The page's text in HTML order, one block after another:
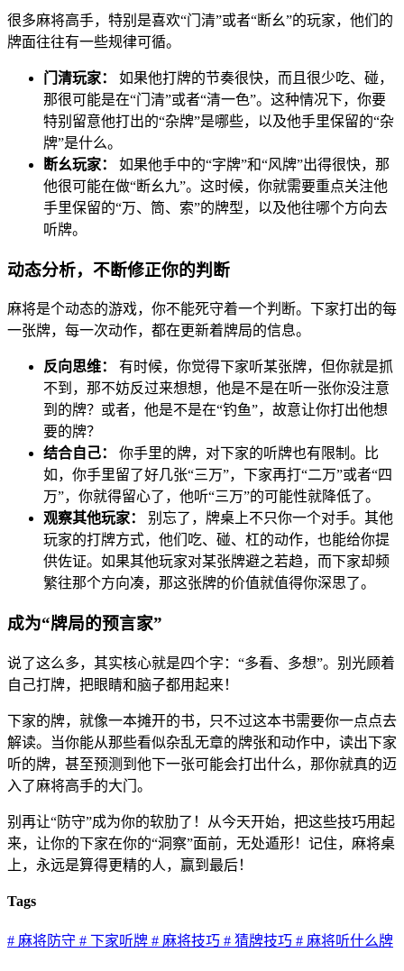
很多麻将高手，特别是喜欢“门清”或者“断幺”的玩家，他们的
牌面往往有一些规律可循。
门清玩家：
如果他打牌的节奏很快，而且很少吃、碰，
那很可能是在“门清”或者“清一色”。这种情况下，你要
特别留意他打出的“杂牌”是哪些，以及他手里保留的“杂
牌”是什么。
断幺玩家：
如果他手中的“字牌”和“风牌”出得很快，那
他很可能在做“断幺九”。这时候，你就需要重点关注他
手里保留的“万、筒、索”的牌型，以及他往哪个方向去
听牌。
动态分析，不断修正你的判断
麻将是个动态的游戏，你不能死守着一个判断。下家打出的每
一张牌，每一次动作，都在更新着牌局的信息。
反向思维：
有时候，你觉得下家听某张牌，但你就是抓
不到，那不妨反过来想想，他是不是在听一张你没注意
到的牌？或者，他是不是在“钓鱼”，故意让你打出他想
要的牌？
结合自己：
你手里的牌，对下家的听牌也有限制。比
如，你手里留了好几张“三万”，下家再打“二万”或者“四
万”，你就得留心了，他听“三万”的可能性就降低了。
观察其他玩家：
别忘了，牌桌上不只你一个对手。其他
玩家的打牌方式，他们吃、碰、杠的动作，也能给你提
供佐证。如果其他玩家对某张牌避之若趋，而下家却频
繁往那个方向凑，那这张牌的价值就值得你深思了。
成为“牌局的预言家”
说了这么多，其实核心就是四个字：“多看、多想”。别光顾着
自己打牌，把眼睛和脑子都用起来！
下家的牌，就像一本摊开的书，只不过这本书需要你一点点去
解读。当你能从那些看似杂乱无章的牌张和动作中，读出下家
听的牌，甚至预测到他下一张可能会打出什么，那你就真的迈
入了麻将高手的大门。
别再让“防守”成为你的软肋了！从今天开始，把这些技巧用起
来，让你的下家在你的“洞察”面前，无处遁形！记住，麻将桌
上，永远是算得更精的人，赢到最后！
Tags
# 麻将防守 # 下家听牌 # 麻将技巧 # 猜牌技巧 # 麻将听什么牌